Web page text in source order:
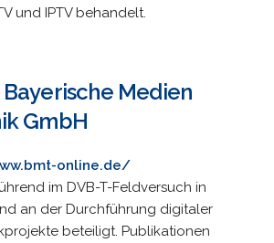
und IPTV behandelt.
Bayerische Medien
GmbH
online.de/
im DVB-T-Feldversuch in
an der Durchführung digitaler
beteiligt. Publikationen